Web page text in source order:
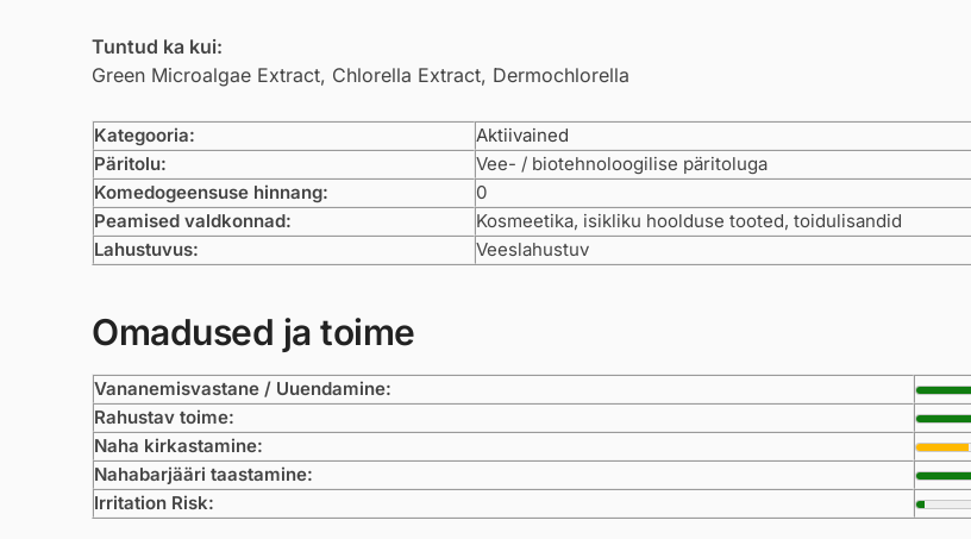
Tuntud ka kui:
Green Microalgae Extract, Chlorella Extract, Dermochlorella
Kategooria:
Aktiivained
Päritolu:
Vee- / biotehnoloogilise päritoluga
Komedogeensuse hinnang:
0
Peamised valdkonnad:
Kosmeetika, isikliku hoolduse tooted, toidulisandid
Lahustuvus:
Veeslahustuv
Omadused ja toime
Vananemisvastane / Uuendamine:
Rahustav toime:
Naha kirkastamine:
Nahabarjääri taastamine:
Irritation Risk: